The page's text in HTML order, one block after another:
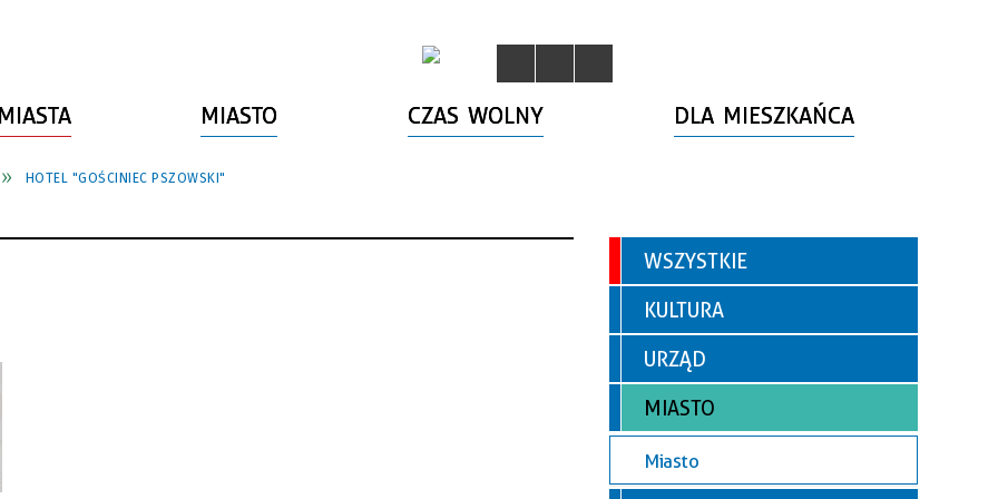
MIASTO CZAS WOLNY DLA MIESZKAŃCA
HOTEL "GOŚCINIEC PSZOWSKI"
WSZYSTKIE
KULTURA
URZĄD
MIASTO
Miasto